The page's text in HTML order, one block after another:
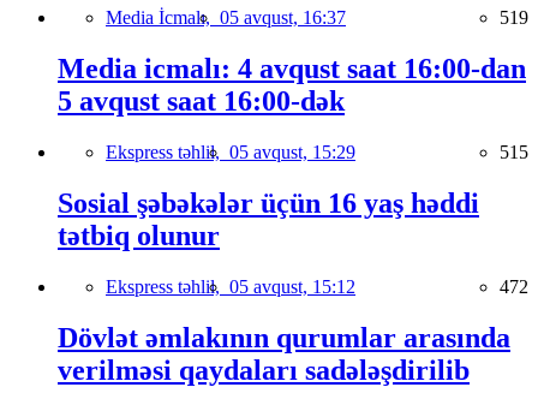
Media İcmalı, 05 avqust, 16:37 519
Media icmalı: 4 avqust saat 16:00-dan
5 avqust saat 16:00-dək
Ekspress təhlil, 05 avqust, 15:29 515
Sosial şəbəkələr üçün 16 yaş həddi
tətbiq olunur
Ekspress təhlil, 05 avqust, 15:12 472
Dövlət əmlakının qurumlar arasında
verilməsi qaydaları sadələşdirilib